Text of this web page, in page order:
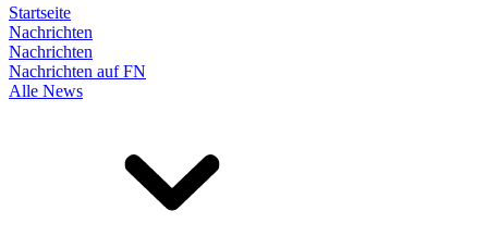
Startseite
Nachrichten
Nachrichten
Nachrichten auf FN
Alle News